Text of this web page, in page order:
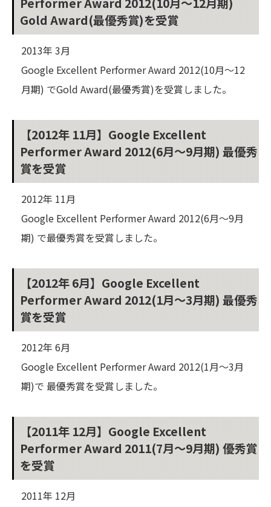
Gold Award(最優秀賞)を受賞
2013年 3月
Google Excellent Performer Award 2012(10月～12
月期) でGold Award(最優秀賞)を受賞しました。
【2012年 11月】Google Excellent
Performer Award 2012(6月～9月期) 最優秀
賞を受賞
2012年 11月
Google Excellent Performer Award 2012(6月～9月
期) で最優秀賞を受賞しました。
【2012年 6月】Google Excellent
Performer Award 2012(1月～3月期) 最優秀
賞を受賞
2012年 6月
Google Excellent Performer Award 2012(1月～3月
期)で 最優秀賞を受賞しました。
【2011年 12月】Google Excellent
Performer Award 2011(7月～9月期) 優秀賞
を受賞
2011年 12月